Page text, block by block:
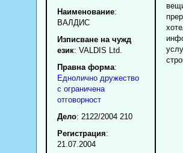
Наименование:
ВАЛДИС
Изписване на чужд
език: VALDIS Ltd.
Правна форма:
Еднолично дружество
с ограничена
отговорност
Дело: 2122/2004 210
Регистрация:
21.07.2004